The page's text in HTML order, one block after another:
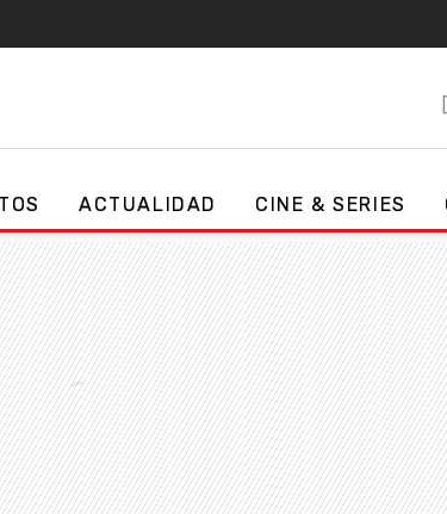
ACTUALIDAD CINE & SERIES